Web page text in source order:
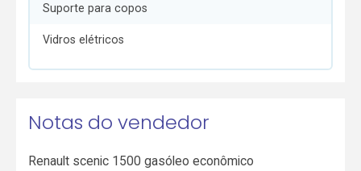
Suporte para copos
Vidros elétricos
Notas do vendedor
Renault scenic 1500 gasóleo econômico